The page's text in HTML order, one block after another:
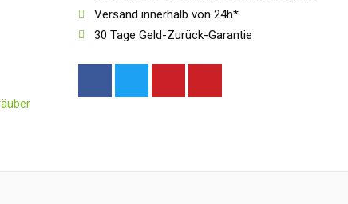
Versand innerhalb von 24h*
30 Tage Geld-Zurück-Garantie